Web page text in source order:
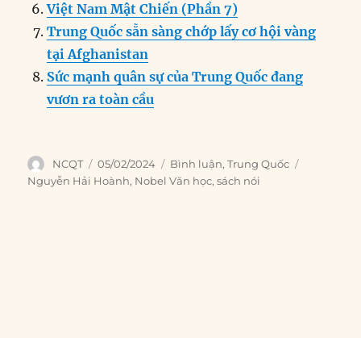
Việt Nam Mật Chiến (Phần 7)
Trung Quốc sẵn sàng chớp lấy cơ hội vàng
tại Afghanistan
Sức mạnh quân sự của Trung Quốc đang
vươn ra toàn cầu
Author
NCQT
Posted
on
05/02/2024 Categories
Bình luận,Trung Quốc
Nguyễn Hải Hoành, Nobel Văn học,sách nói